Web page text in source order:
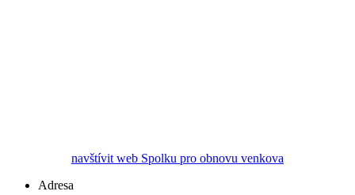
navštívit web Spolku pro obnovu venkova
Adresa